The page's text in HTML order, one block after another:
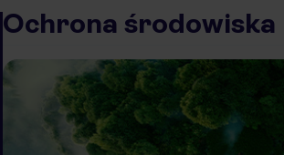
Ochrona środowiska